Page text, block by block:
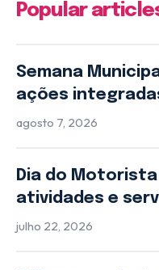
Popular
Semana
ações
agosto 7, 2026
Dia do
atividades e
julho 22, 2026